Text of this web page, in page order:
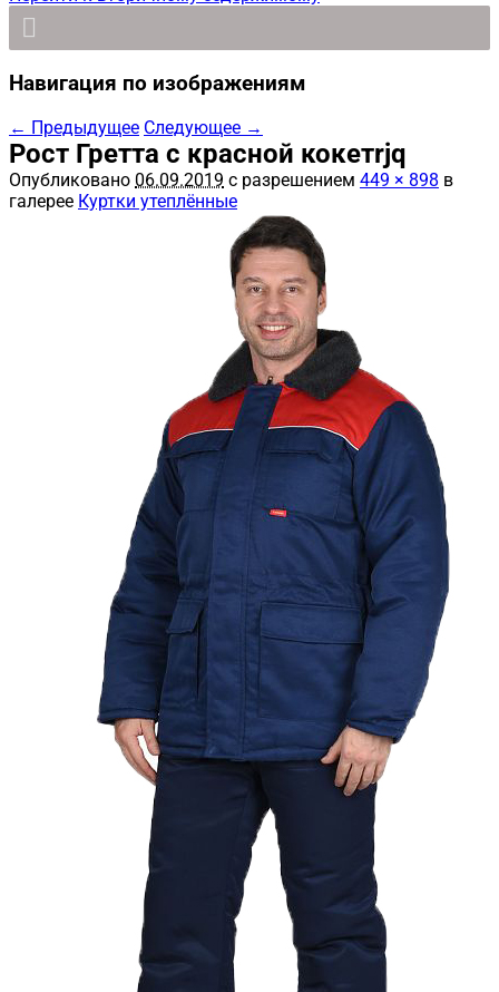
Навигация по изображениям
← Предыдущее Следующее →
Рост Гретта с красной кокетrjq
Опубликовано 06.09.2019 с разрешением 449 × 898 в
галерее Куртки утеплённые